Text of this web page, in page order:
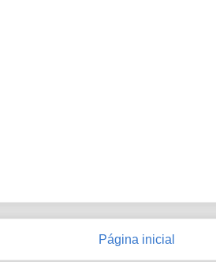
Página inicial